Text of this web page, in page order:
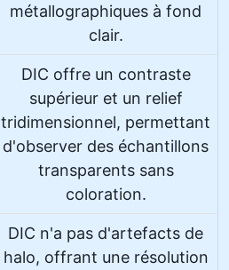
métallographiques à fond
clair.
DIC offre un contraste
supérieur et un relief
tridimensionnel, permettant
d'observer des échantillons
transparents sans
coloration.
DIC n'a pas d'artefacts de
halo, offrant une résolution